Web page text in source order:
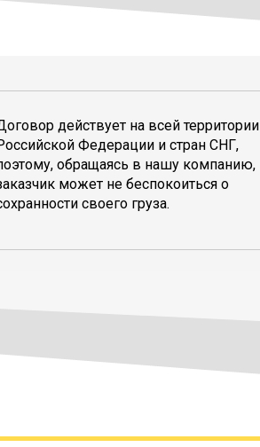
действует на всей территории
Федерации и стран СНГ,
обращаясь в нашу компанию,
может не беспокоиться о
своего груза.